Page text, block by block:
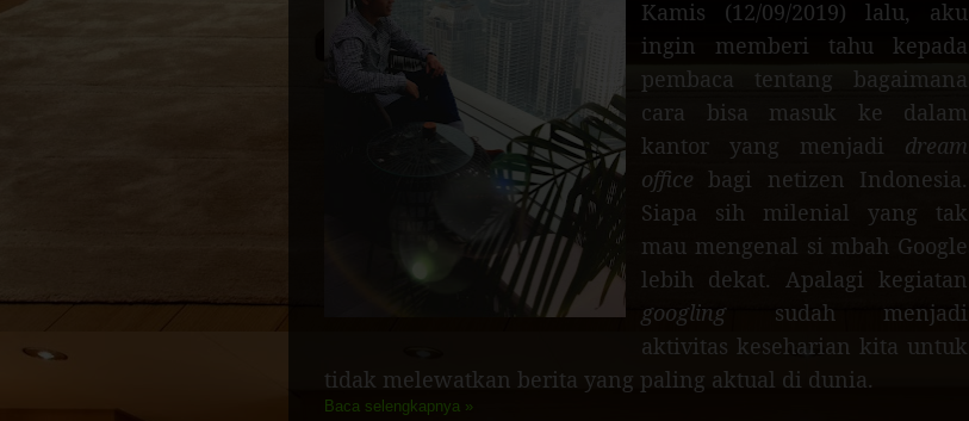
Kamis (12/09/2019) lalu, aku
ingin memberi tahu kepada
pembaca tentang bagaimana
cara bisa masuk ke dalam
kantor yang menjadi dream
office bagi netizen Indonesia.
Siapa sih milenial yang tak
mau mengenal si mbah Google
lebih dekat. Apalagi kegiatan
googling sudah menjadi
aktivitas keseharian kita untuk
tidak melewatkan berita yang paling aktual di dunia.
Baca selengkapnya »